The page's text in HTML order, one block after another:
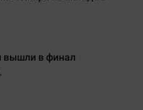
вышли в финал